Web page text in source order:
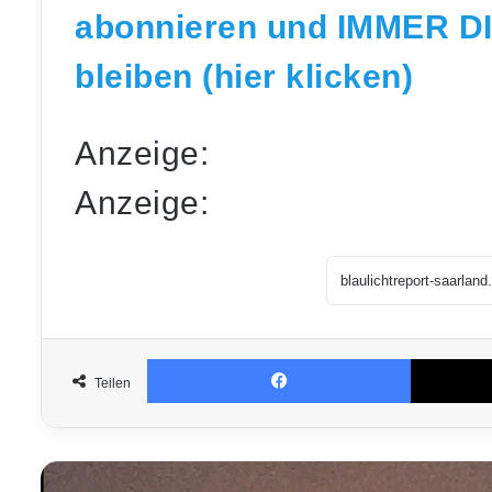
abonnieren und IMMER
bleiben (hier klicken)
Anzeige:
Anzeige:
Teilen
Facebook